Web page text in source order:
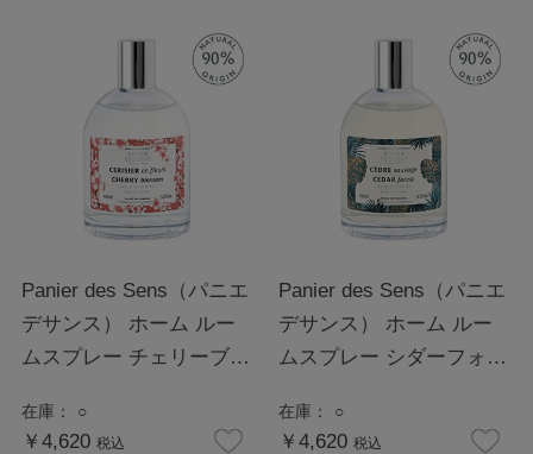
Panier des Sens（パニエ
デサンス） ホーム ルー
ムスプレー チェリーブロ
在庫： ○
￥4,620 税込
Panier des Sens（パニエ
デサンス） ホーム ルー
ムスプレー シダーフォレ
在庫： ○
￥4,620 税込